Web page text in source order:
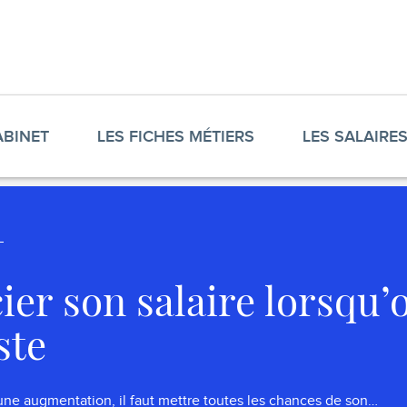
LES FICHES MÉTIERS LES SALAIRES
son salaire
augmentation, il faut mettre toutes les chances de son…